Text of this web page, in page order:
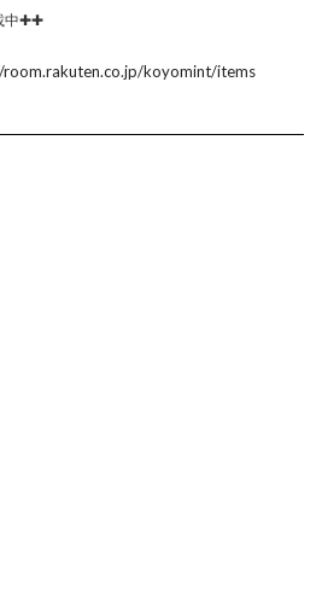
中✚✚
room.rakuten.co.jp/koyomint/items